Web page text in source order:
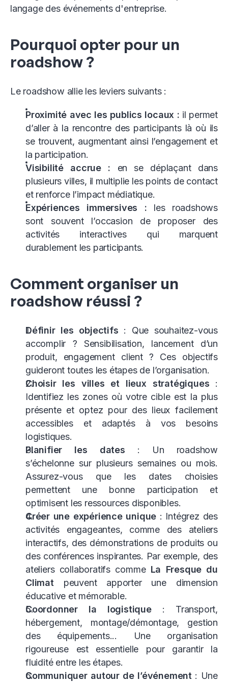
langage des événements d'entreprise.
Pourquoi opter pour un
roadshow ?
Le roadshow allie les leviers suivants :
Proximité avec les publics locaux : il permet
d’aller à la rencontre des participants là où ils
se trouvent, augmentant ainsi l’engagement et
la participation.
Visibilité accrue : en se déplaçant dans
plusieurs villes, il multiplie les points de contact
et renforce l’impact médiatique.
Expériences immersives : les roadshows
sont souvent l’occasion de proposer des
activités interactives qui marquent
durablement les participants.
Comment organiser un
roadshow réussi ?
Définir les objectifs : Que souhaitez-vous
accomplir ? Sensibilisation, lancement d’un
produit, engagement client ? Ces objectifs
guideront toutes les étapes de l’organisation.
Choisir les villes et lieux stratégiques :
Identifiez les zones où votre cible est la plus
présente et optez pour des lieux facilement
accessibles et adaptés à vos besoins
logistiques.
Planifier les dates : Un roadshow
s’échelonne sur plusieurs semaines ou mois.
Assurez-vous que les dates choisies
permettent une bonne participation et
optimisent les ressources disponibles.
Créer une expérience unique : Intégrez des
activités engageantes, comme des ateliers
interactifs, des démonstrations de produits ou
des conférences inspirantes. Par exemple, des
ateliers collaboratifs comme La Fresque du
Climatpeuvent apporter une dimension
éducative et mémorable.
Coordonner la logistique: Transport,
hébergement, montage/démontage, gestion
des équipements... Une organisation
rigoureuse est essentielle pour garantir la
fluidité entre les étapes.
Communiquer autour de l’événement : Une